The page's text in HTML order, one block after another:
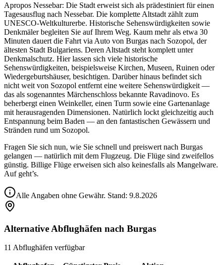
Apropos Nessebar: Die Stadt erweist sich als prädestiniert für einen
Tagesausflug nach Nessebar. Die komplette Altstadt zählt zum
UNESCO-Weltkulturerbe. Historische Sehenswürdigkeiten sowie
Denkmäler begleiten Sie auf Ihrem Weg. Kaum mehr als etwa 30
Minuten dauert die Fahrt via Auto von Burgas nach Sozopol, der
ältesten Stadt Bulgariens. Deren Altstadt steht komplett unter
Denkmalschutz. Hier lassen sich viele historische
Sehenswürdigkeiten, beispielsweise Kirchen, Museen, Ruinen oder
Wiedergeburtshäuser, besichtigen. Darüber hinaus befindet sich
nicht weit von Sozopol entfernt eine weitere Sehenswürdigkeit —
das als sogenanntes Märchenschloss bekannte Ravadinovo. Es
beherbergt einen Weinkeller, einen Turm sowie eine Gartenanlage
mit herausragenden Dimensionen. Natürlich lockt gleichzeitig auch
Entspannung beim Baden — an den fantastischen Gewässern und
Stränden rund um Sozopol.
Fragen Sie sich nun, wie Sie schnell und preiswert nach Burgas
gelangen — natürlich mit dem Flugzeug. Die Flüge sind zweifellos
günstig. Billige Flüge erweisen sich also keinesfalls als Mangelware.
Auf geht’s.
Alle Angaben ohne Gewähr. Stand: 9.8.2026
Alternative Abflughäfen nach Burgas
11 Abflughäfen verfügbar